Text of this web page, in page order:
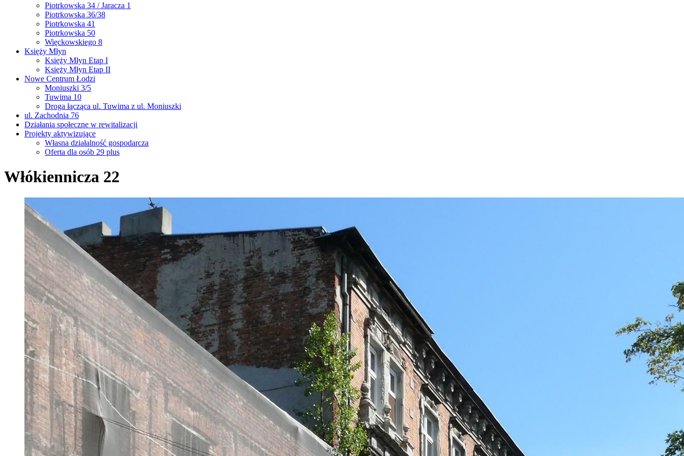
Piotrkowska 34 / Jaracza 1
Piotrkowska 36/38
Piotrkowska 41
Piotrkowska 50
Więckowskiego 8
Księży Młyn
Księży Młyn Etap I
Księży Młyn Etap II
Nowe Centrum Łodzi
Moniuszki 3/5
Tuwima 10
Droga łącząca ul. Tuwima z ul. Moniuszki
ul. Zachodnia 76
Działania społeczne w rewitalizacji
Projekty aktywizujące
Własna działalność gospodarcza
Oferta dla osób 29 plus
Włókiennicza 22